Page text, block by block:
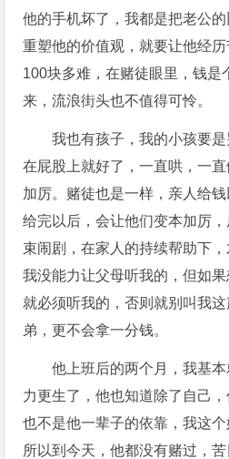
他的手机坏了，我都是把老公
重塑他的价值观，就要让他经
100块多难，在赌徒眼里，钱是
来，流浪街头也不值得可怜。
我也有孩子，我的小孩要
在屁股上就好了，一直哄，一
加厉。赌徒也是一样，亲人给
给完以后，会让他们变本加厉
束闹剧，在家人的持续帮助下，
我没能力让父母听我的，但如
就必须听我的，否则就别叫我
弟，更不会拿一分钱。
他上班后的两个月，我基
力更生了，他也知道除了自己
也不是他一辈子的依靠，我这个
所以到今天，他都没有赌过，